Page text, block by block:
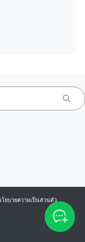
ยบายความเป็นส่วนตัว